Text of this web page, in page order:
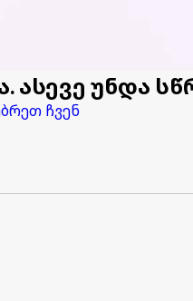
უნდა
ჩვენ